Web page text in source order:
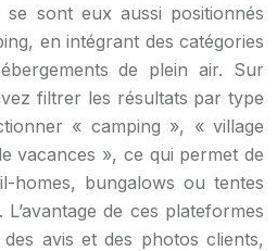
sont eux aussi positionnés
en intégrant des catégories
de plein air. Sur
filtrer les résultats par type
« camping », « village
vacances », ce qui permet de
homes, bungalows ou tentes
de ces plateformes
avis et des photos clients,